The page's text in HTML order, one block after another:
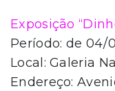
Exposição
Período: de 04/
Local: Galeria
Endereço: